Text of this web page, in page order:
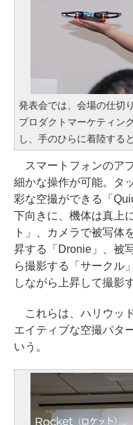
発表会では、会場の仕切
プロダクトマーケティン
し、手のひらに着陸する
スマートフォンのア
細かな操作が可能。タ
彩な空撮ができる「
下向きに、機体は真上
ト」、カメラで被写体
昇する「Dronie」、被
ら撮影する「サークル
しながら上昇して撮影
これらは、ハリウッ
エイティブな空撮パタ
いう。